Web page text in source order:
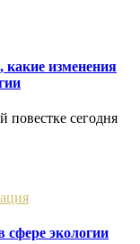
изменения
сегодня
экологии